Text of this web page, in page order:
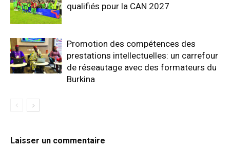
qualifiés pour la CAN 2027
Promotion des compétences des
prestations intellectuelles: un carrefour
de réseautage avec des formateurs du
Burkina
Laisser un commentaire